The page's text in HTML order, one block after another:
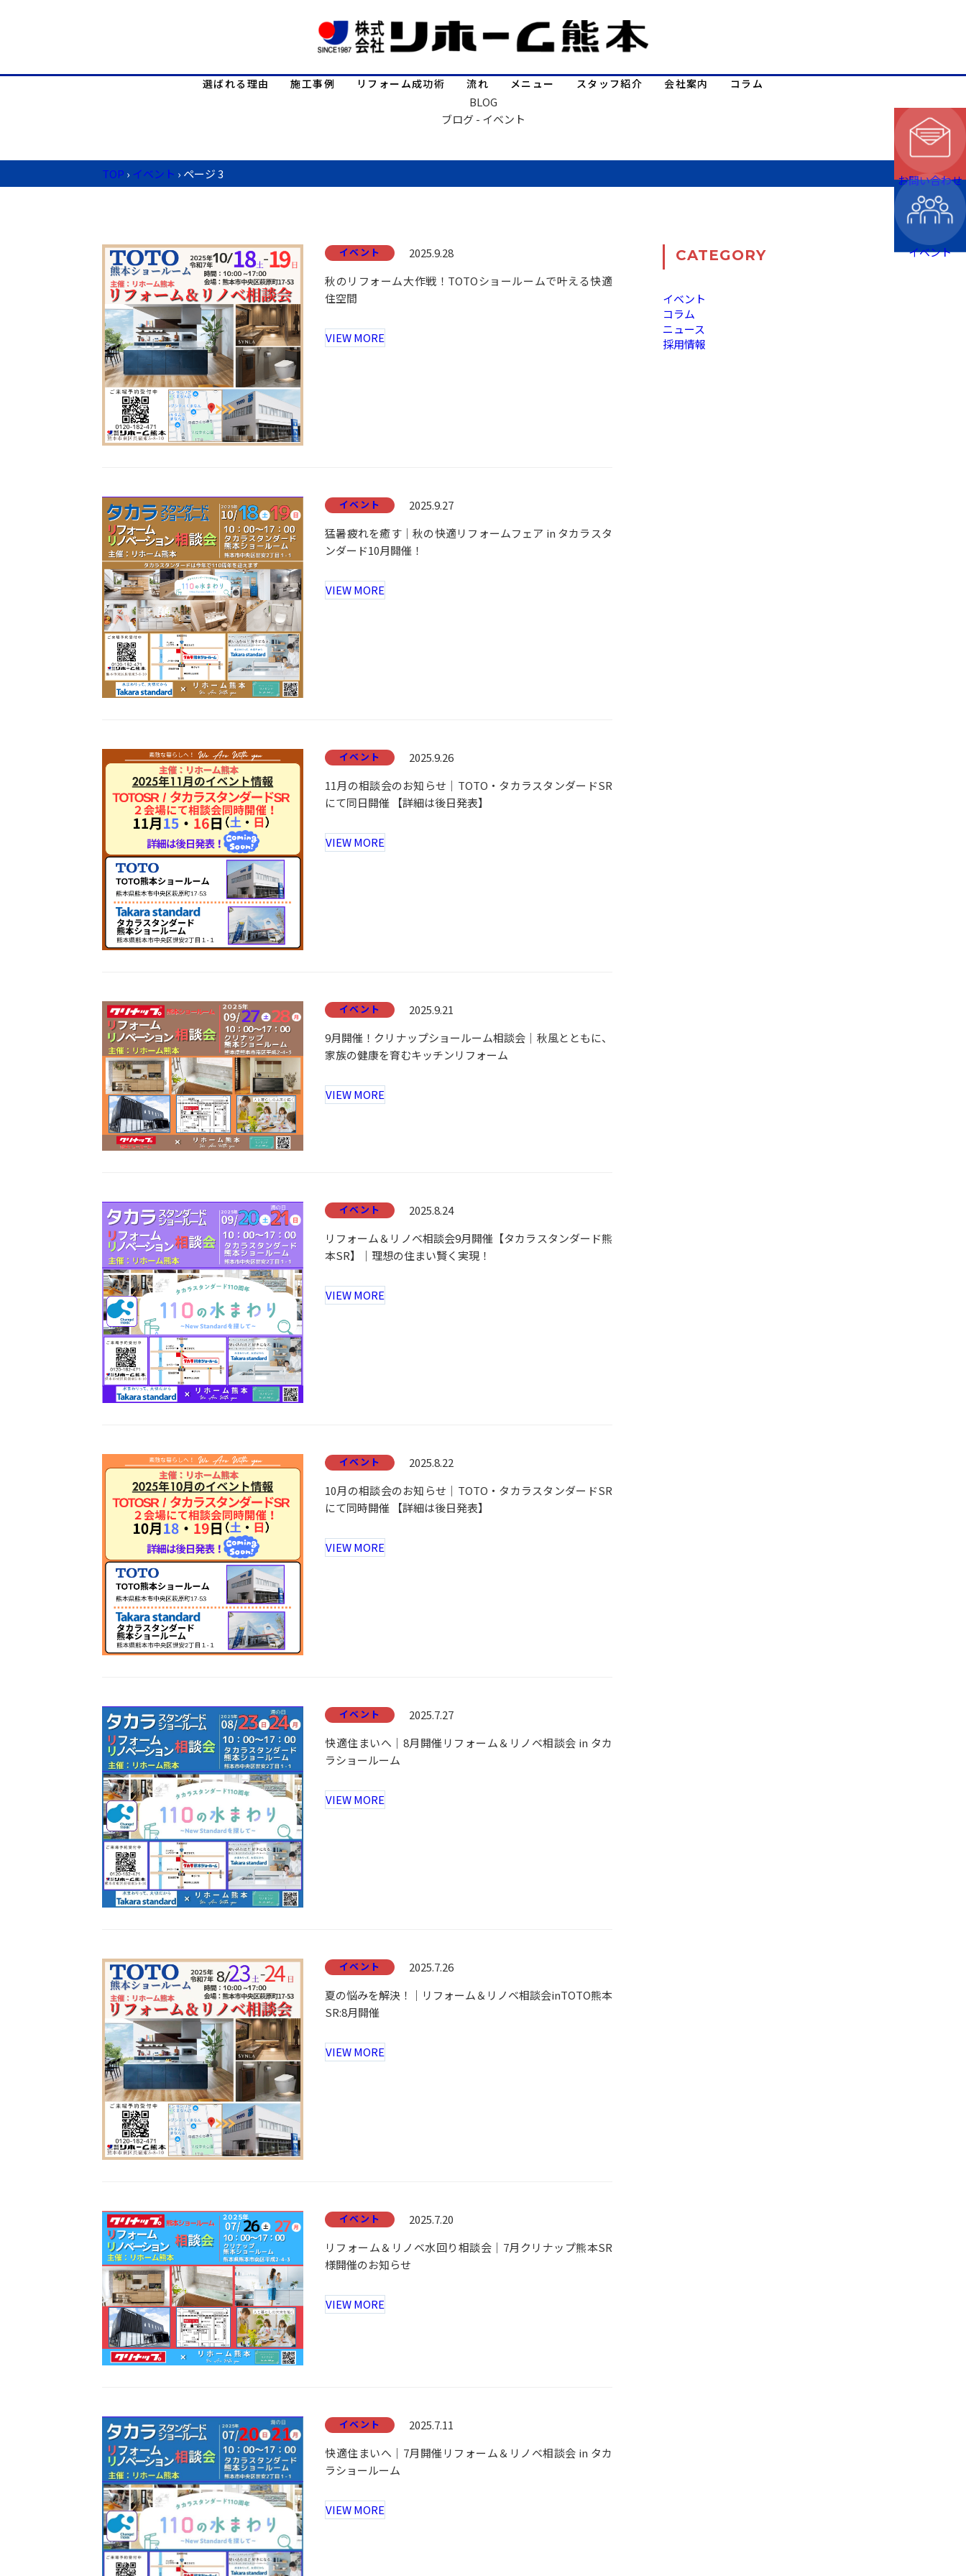
選ばれる理由 施工事例 リフォーム成功術 流れ メニュー スタッフ紹介 会社案内 コラム
BLOG
ブログ - イベント
TOP › イベント › ページ 3
イベント
2025.9.28
秋のリフォーム大作戦！TOTOショールームで叶える快適
住空間
VIEW MORE
イベント
2025.9.27
猛暑疲れを癒す｜秋の快適リフォームフェア in タカラスタ
ンダード10月開催！
VIEW MORE
イベント
2025.9.26
11月の相談会のお知らせ｜TOTO・タカラスタンダードSR
にて同日開催 【詳細は後日発表】
VIEW MORE
イベント
2025.9.21
9月開催！クリナップショールーム相談会｜秋風とともに、
家族の健康を育むキッチンリフォーム
VIEW MORE
イベント
2025.8.24
リフォーム＆リノベ相談会9月開催【タカラスタンダード熊
本SR】｜理想の住まい賢く実現！
VIEW MORE
イベント
2025.8.22
10月の相談会のお知らせ｜TOTO・タカラスタンダードSR
にて同時開催 【詳細は後日発表】
VIEW MORE
イベント
2025.7.27
快適住まいへ｜8月開催リフォーム＆リノベ相談会 in タカ
ラショールーム
VIEW MORE
イベント
2025.7.26
夏の悩みを解決！｜リフォーム＆リノベ相談会inTOTO熊本
SR:8月開催
VIEW MORE
イベント
2025.7.20
リフォーム＆リノベ水回り相談会｜7月クリナップ熊本SR
様開催のお知らせ
VIEW MORE
イベント
2025.7.11
快適住まいへ｜7月開催リフォーム＆リノベ相談会 in タカ
ラショールーム
VIEW MORE
CATEGORY
イベント
コラム
ニュース
採用情報
お問い合わせ
イベント